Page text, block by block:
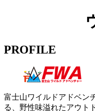
PROFILE
富士山ワイルドアドベン
る、野性味溢れたアウト